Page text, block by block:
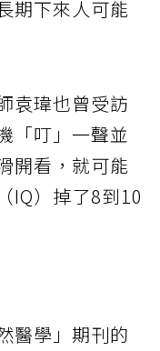
期下來人可能
袁瑋也曾受訪
「叮」一聲並
開看，就可能
IQ）掉了8到10
醫學」期刊的